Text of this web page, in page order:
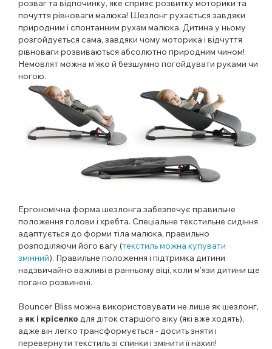
розваг та відпочинку, яке сприяє розвитку моторики та
почуття рівноваги малюка! Шезлонг рухається завдяки
природним і спонтанним рухам малюка. Дитина у ньому
розгойдується сама, завдяки чому моторика і відчуття
рівноваги розвиваються абсолютно природним чином!
Немовлят можна м’яко й безшумно погойдувати руками чи
ногою.
Ергономічна форма шезлонга забезпечує правильне
положення голови і хребта. Спеціальне текстильне сидіння
адаптується до форми тіла малюка, правильно
розподіляючи його вагу (текстиль можна купувати
змінний). Правильне положення і підтримка дитини
надзвичайно важливі в ранньому віці, коли м'язи дитини ще
погано розвинені.
Bouncer Bliss можна використовувати не лише як шезлонг,
а як і кріселко для діток старшого віку (які вже ходять),
адже він легко трансформується - досить зняти і
перевернути текстиль зі спинки і змінити її нахил!